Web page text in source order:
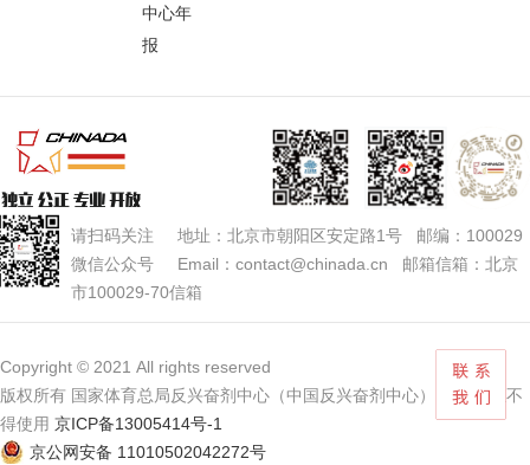
中心年
报
请扫码关注 地址：北京市朝阳区安定路1号 邮编：100029
微信公众号 Email：contact@chinada.cn 邮箱信箱：北京
市100029-70信箱
Copyright © 2021 All rights reserved
版权所有 国家体育总局反兴奋剂中心（中国反兴奋剂中心） 未经授权不
得使用 京ICP备13005414号-1
京公网安备 11010502042272号